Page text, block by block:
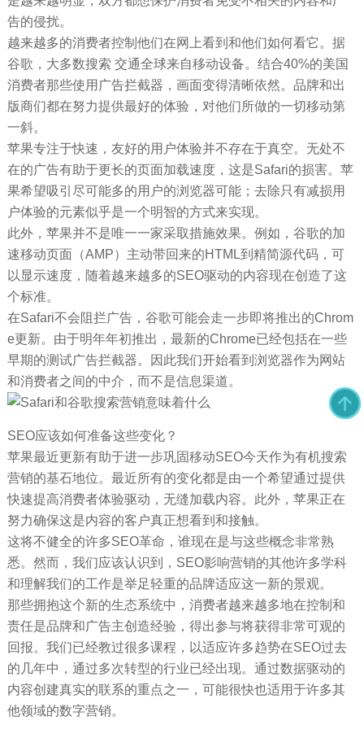
告的侵扰。
越来越多的消费者控制他们在网上看到和他们如何看它。据
谷歌，大多数搜索 交通全球来自移动设备。结合40%的美国
消费者那些使用广告拦截器，画面变得清晰依然。品牌和出
版商们都在努力提供最好的体验，对他们所做的一切移动第
一斜。
苹果专注于快速，友好的用户体验并不存在于真空。无处不
在的广告有助于更长的页面加载速度，这是Safari的损害。苹
果希望吸引尽可能多的用户的浏览器可能；去除只有减损用
户体验的元素似乎是一个明智的方式来实现。
此外，苹果并不是唯一一家采取措施效果。例如，谷歌的加
速移动页面（AMP）主动带回来的HTML到精简源代码，可
以显示速度，随着越来越多的SEO驱动的内容现在创造了这
个标准。
在Safari不会阻拦广告，谷歌可能会走一步即将推出的Chrom
e更新。由于明年年初推出，最新的Chrome已经包括在一些
早期的测试广告拦截器。因此我们开始看到浏览器作为网站
和消费者之间的中介，而不是信息渠道。
SEO应该如何准备这些变化？
苹果最近更新有助于进一步巩固移动SEO今天作为有机搜索
营销的基石地位。最近所有的变化都是由一个希望通过提供
快速提高消费者体验驱动，无缝加载内容。此外，苹果正在
努力确保这是内容的客户真正想看到和接触。
这将不健全的许多SEO革命，谁现在是与这些概念非常熟
悉。然而，我们应该认识到，SEO影响营销的其他许多学科
和理解我们的工作是举足轻重的品牌适应这一新的景观。
那些拥抱这个新的生态系统中，消费者越来越多地在控制和
责任是品牌和广告主创造经验，得出参与将获得非常可观的
回报。我们已经教过很多课程，以适应许多趋势在SEO过去
的几年中，通过多次转型的行业已经出现。通过数据驱动的
内容创建真实的联系的重点之一，可能很快也适用于许多其
他领域的数字营销。